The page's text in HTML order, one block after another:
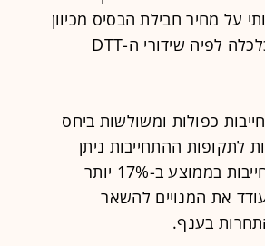
על מחיר חבילת הבסיס מכיוון
ה-DTT - ממצא המפריך את טענת החברות בועדת הכלכלה לפיה שידורי ה-DTT
כפולות ומשולשות ביחס
לתקופות ההתחייבות ניתן
ללמוד מכך שהחברות מתמחרות את החבילה ללא התחייבות בממוצע ב-17% יותר
את המנויים להשאר
בענף.